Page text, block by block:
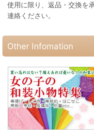
使用に限り、返品・交換を
連絡ください。
Other Infomation